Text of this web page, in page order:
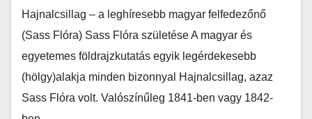
Hajnalcsillag – a leghíresebb magyar felfedezőnő
(Sass Flóra) Sass Flóra születése A magyar és
egyetemes földrajzkutatás egyik legérdekesebb
(hölgy)alakja minden bizonnyal Hajnalcsillag, azaz
Sass Flóra volt. Valószínűleg 1841-ben vagy 1842-